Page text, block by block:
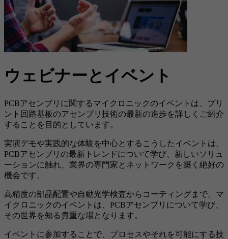
ウェビナーとイベント
PCBアセンブリに関するマイクロニックのイベントは、プリ
ント回路基板のアセンブリ技術の最新の進歩を詳しくご紹介
することを目的としています。
実演デモや実践的な体験を中心とするこうしたイベントは、
PCBアセンブリの最新トレンドについて学び、新しいソリュ
ーションに触れ、業界の専門家とネットワークを築く絶好の
機会です。
高精度の部品配置や自動光学検査からコーティングまで、マ
イクロニックのイベントは、 PCBアセンブリについて学び、
その世界を知る貴重な場となります。
イベントに参加することで、プロセスやそれを可能にする技